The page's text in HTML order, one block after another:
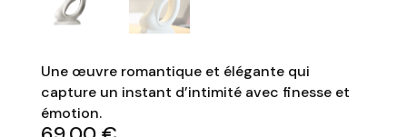
Une œuvre romantique et élégante qui
capture un instant d’intimité avec finesse et
émotion.